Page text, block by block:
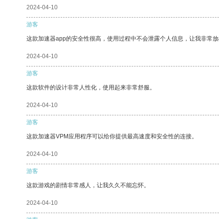
2024-04-10
游客
这款加速器app的安全性很高，使用过程中不会泄露个人信息，让我非常
2024-04-10
游客
这款软件的设计非常人性化，使用起来非常舒服。
2024-04-10
游客
这款加速器VPM应用程序可以给你提供最高速度和安全性的连接。
2024-04-10
游客
这款游戏的剧情非常感人，让我久久不能忘怀。
2024-04-10